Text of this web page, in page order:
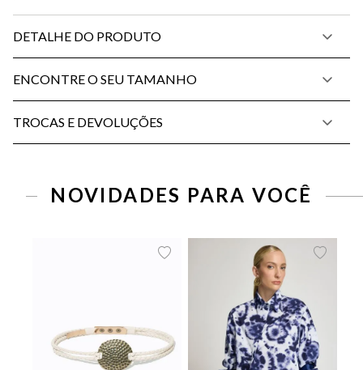
DETALHE DO PRODUTO
ENCONTRE O SEU TAMANHO
TROCAS E DEVOLUÇÕES
NOVIDADES PARA VOCÊ